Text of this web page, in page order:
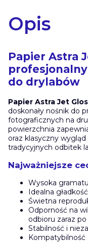
Opis
Papier Astra
do drylabów
Papier Astra Jet
doskonały nośnik do
fotograficznych na
powierzchnia
oraz klasyczny
tradycyjnych odbitek
Najważniejsze
Wysoka
Idealna
Świetna
Odporność na
odbioru zaraz
Stabilność i
Kompatybilność